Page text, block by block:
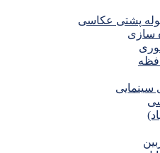
پشتی عکاسی
سازی
سینمایی